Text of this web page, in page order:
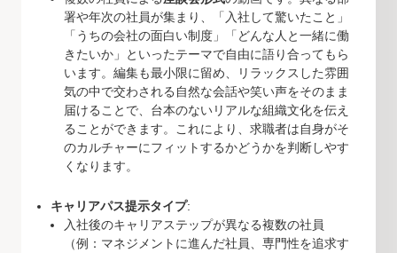
署や年次の社員が集まり、「入社して驚いたこと」
「うちの会社の面白い制度」「どんな人と一緒に働
きたいか」といったテーマで自由に語り合ってもら
います。編集も最小限に留め、リラックスした雰囲
気の中で交わされる自然な会話や笑い声をそのまま
届けることで、台本のないリアルな組織文化を伝え
ることができます。これにより、求職者は自身がそ
のカルチャーにフィットするかどうかを判断しやす
くなります。
キャリアパス提示タイプ:
入社後のキャリアステップが異なる複数の社員
（例：マネジメントに進んだ社員、専門性を追求す